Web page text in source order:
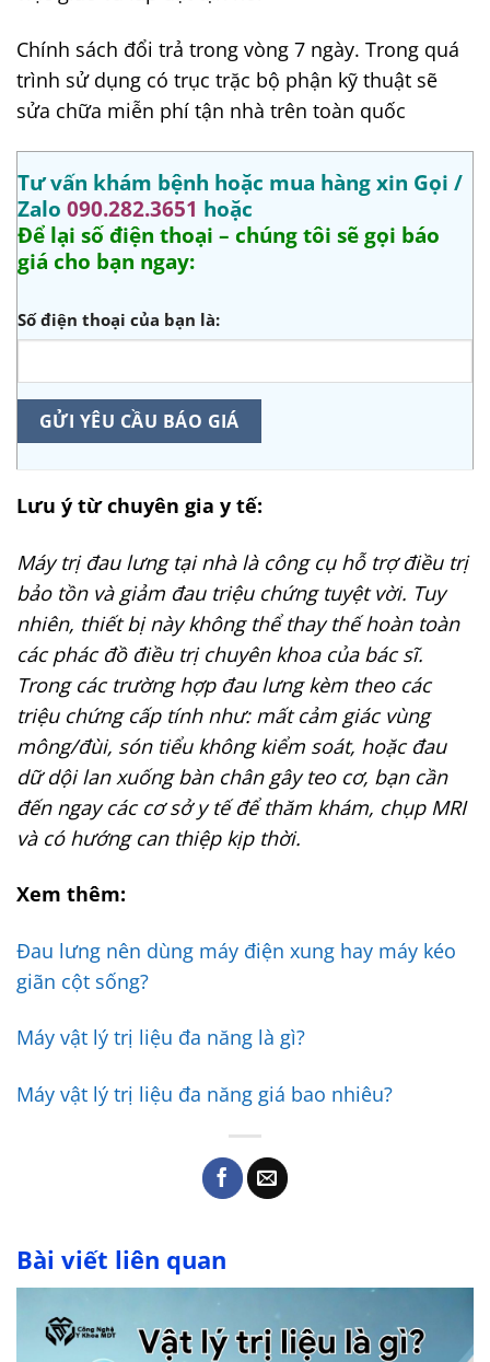
Chính sách đổi trả trong vòng 7 ngày. Trong quá
trình sử dụng có trục trặc bộ phận kỹ thuật sẽ
sửa chữa miễn phí tận nhà trên toàn quốc
Tư vấn khám bệnh hoặc mua hàng xin Gọi /
Zalo 090.282.3651 hoặc
Để lại số điện thoại – chúng tôi sẽ gọi báo
giá cho bạn ngay:
Số điện thoại của bạn là:
Lưu ý từ chuyên gia y tế:
Máy trị đau lưng tại nhà là công cụ hỗ trợ điều trị
bảo tồn và giảm đau triệu chứng tuyệt vời. Tuy
nhiên, thiết bị này không thể thay thế hoàn toàn
các phác đồ điều trị chuyên khoa của bác sĩ.
Trong các trường hợp đau lưng kèm theo các
triệu chứng cấp tính như: mất cảm giác vùng
mông/đùi, són tiểu không kiểm soát, hoặc đau
dữ dội lan xuống bàn chân gây teo cơ, bạn cần
đến ngay các cơ sở y tế để thăm khám, chụp MRI
và có hướng can thiệp kịp thời.
Xem thêm:
Đau lưng nên dùng máy điện xung hay máy kéo
giãn cột sống?
Máy vật lý trị liệu đa năng là gì?
Máy vật lý trị liệu đa năng giá bao nhiêu?
Bài viết liên quan